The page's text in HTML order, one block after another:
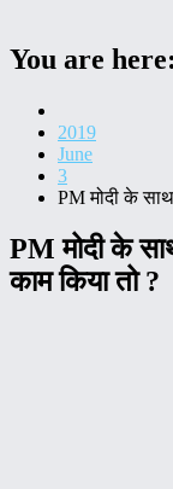
You are here:
2019
June
3
PM मोदी के
PM मोदी के
काम किया तो ?